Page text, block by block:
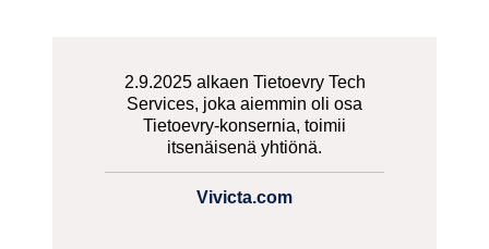
2.9.2025 alkaen Tietoevry Tech
Services, joka aiemmin oli osa
Tietoevry-konsernia, toimii
itsenäisenä yhtiönä.
Vivicta.com